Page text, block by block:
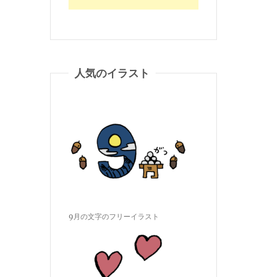
人気のイラスト
9月の文字のフリーイラスト